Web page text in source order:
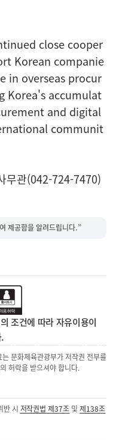
close cooper
Korean companie
in overseas procur
Korea's accumulat
and digital
communit
무관(042-724-7470)
제공함을 알려드립니다.”
조건에 따라 자유이용이
문화체육관광부가 저작권 전부를
허락을 받으셔야 합니다.
반 시 저작권법 제37조 및제138조